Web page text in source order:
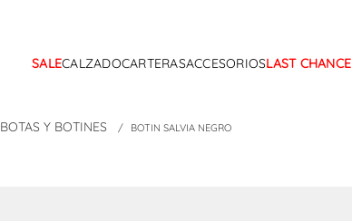
SALECALZADOCARTERASACCESORIOSLAST CHANCE
BOTAS Y BOTINES BOTIN SALVIA NEGRO